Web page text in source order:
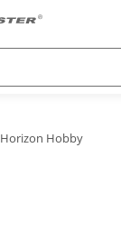
Horizon Hobby